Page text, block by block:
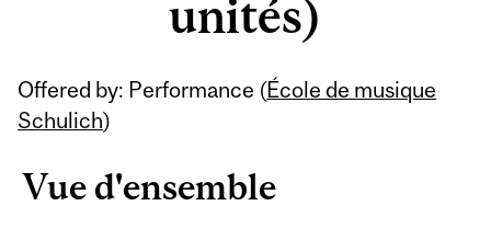
unités)
Offered by: Performance (École de musique
Schulich)
Vue d'ensemble
Related
Content